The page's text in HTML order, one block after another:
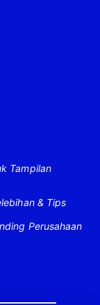
Tampilan
& Tips
Perusahaan